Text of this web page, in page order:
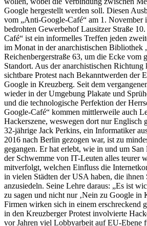
Google hergestellt werden soll. Diesen
vom „Anti-Google-Café“ am 1. November
bedrohten Gewerbehof Lausitzer Straße
Café“ ist ein informelles Treffen jeden
im Monat in der anarchistischen Bibliothek
Reichenbergerstraße 63, um die Ecke vom
Standort. Aus der anarchistischen Richtung
sichtbare Protest nach Bekanntwerden der
Google in Kreuzberg. Seit dem
wieder in der Umgebung Plakate und
und die technologische Perfektion der
Google-Café“ kommen mittlerweile auch
Hackerszene, weswegen dort nur Englisch
32-jährige Jack Perkins, ein Informatiker
2016 nach Berlin gezogen war, ist zu
gegangen. Er hat erlebt, wie in und um San
der Schwemme von IT-Leuten alles teurer
mitverfolgt, welchen Einfluss die
in vielen Städten der USA haben, die ihnen
anzusiedeln. Seine Lehre daraus: „Es ist
zu sagen und nicht nur ‚Nein zu Google in
Firmen wirken sich in einem erschreckend
in den Kreuzberger Protest involvierte
vor Jahren viel Lobbyarbeit auf EU-Ebene